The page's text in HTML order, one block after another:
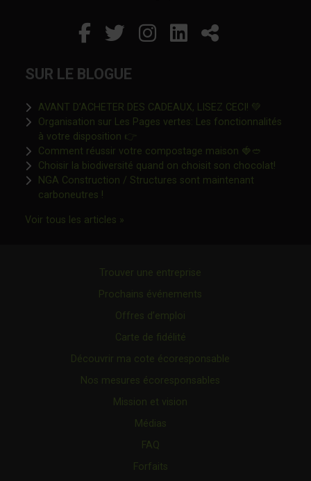
Facebook
Ce lien s'ouvrira dans
Twitter
Ce lien s'ouvrira
Instagram
Ce lien s'ouvrira
LinkedIn
Ce lienPartager
SUR LE BLOGUE
AVANT D’ACHETER DES CADEAUX, LISEZ CECI! 💚
Organisation sur Les Pages vertes: Les fonctionnalités
à votre disposition 👉Ce lien s'ouvrira dans une nouvelle
Comment réussir votre compostage maison 🍓🥙
Choisir la biodiversité quand on choisit son chocolat!Ce lien
NGA Construction / Structures sont maintenant
carboneutres !Ce lien s'ouvrira dans une nouvelle fenêtre"
Voir tous les articles »Ce lien s'ouvrira dans une nouvelle
Trouver une entreprise
Prochains événements
Offres d’emploi
Carte de fidélité
Découvrir ma cote écoresponsable
Nos mesures écoresponsables
Mission et vision
Médias
FAQ
Forfaits